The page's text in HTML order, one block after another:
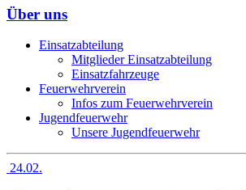
Über uns
Einsatzabteilung
Mitglieder Einsatzabteilung
Einsatzfahrzeuge
Feuerwehrverein
Infos zum Feuerwehrverein
Jugendfeuerwehr
Unsere Jugendfeuerwehr
24.02.